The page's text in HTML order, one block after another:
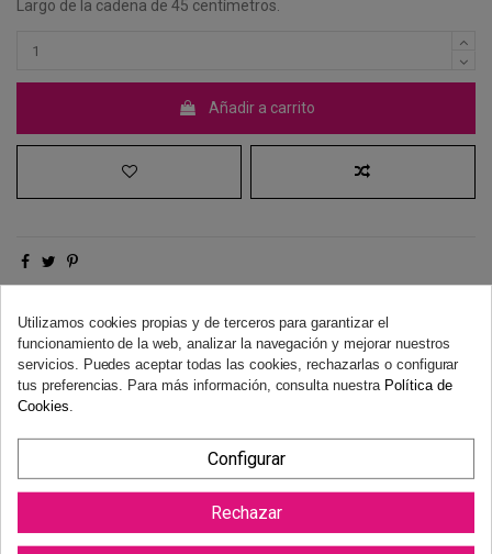
Largo de la cadena de 45 centímetros.
Añadir a carrito
Derecho de desistimiento
Dispones de 14 días naturales para desistir de tu compra, sin
necesidad de justificación.Más información
Utilizamos cookies propias y de terceros para garantizar el
funcionamiento de la web, analizar la navegación y mejorar nuestros
servicios. Puedes aceptar todas las cookies, rechazarlas o configurar
tus preferencias. Para más información, consulta nuestra Política de
Cookies
Configurar
Rechazar